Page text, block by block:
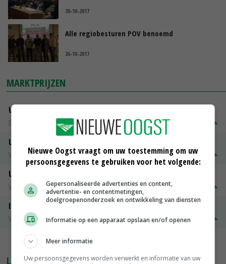
30-10-2017
Alle regiobesturen POV benoemd
26-10-2017
MARKTPRIJZEN
Uitbetaalprijs DCA BestPigletPrice
Biggen weekprijzen
€ 26,50
Uitbetaalprijs Compaxo
Vleesvarkens
€ 1,32 € 0,10
Uitbetaalprijs Van Rooi Meat
Vleesvarkens
€ 1,25
ISN prijs Frankrijk
Vleesvarkens
€ 1,78 € 0,06
MEER MARKTPRIJZEN
LAATSTE NIEUWS
Nieuwe Oogst vraagt om uw toestemming om uw
persoonsgegevens te gebruiken voor het volgende:
Gepersonaliseerde advertenties en content,
advertentie- en contentmetingen,
doelgroepenonderzoek en ontwikkeling van diensten
Informatie op een apparaat opslaan en/of openen
Meer informatie
Uw persoonsgegevens worden verwerkt en informatie van uw